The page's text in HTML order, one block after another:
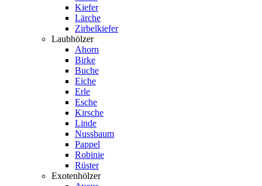
Kiefer
Lärche
Zirbelkiefer
Laubhölzer
Ahorn
Birke
Buche
Eiche
Erle
Esche
Kirsche
Linde
Nussbaum
Pappel
Robinie
Rüster
Exotenhölzer